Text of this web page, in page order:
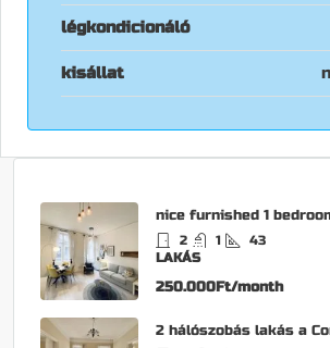
légkondicionáló
kisállat
nice furnished 1
2 1
43
LAKÁS
250.000Ft/month
2 hálószobás lakás a